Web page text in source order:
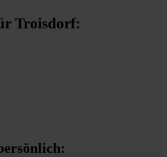
Troisdorf: